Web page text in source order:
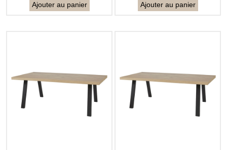
Ajouter au panier Ajouter au panier